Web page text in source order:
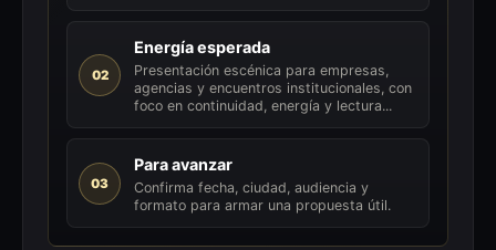
02
Energía esperada
Presentación escénica para empresas,
agencias y encuentros institucionales, con
foco en continuidad, energía y lectura...
03
Para avanzar
Confirma fecha, ciudad, audiencia y
formato para armar una propuesta útil.